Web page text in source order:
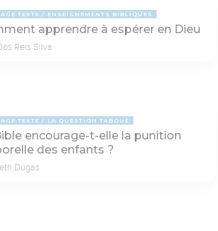
TEXTE ENSEIGNEMENTS BIBLIQUES
apprendre à espérer en Dieu
Reis Silva
TEXTE LA QUESTION TABOUE
encourage-t-elle la punition
des enfants ?
Dugas